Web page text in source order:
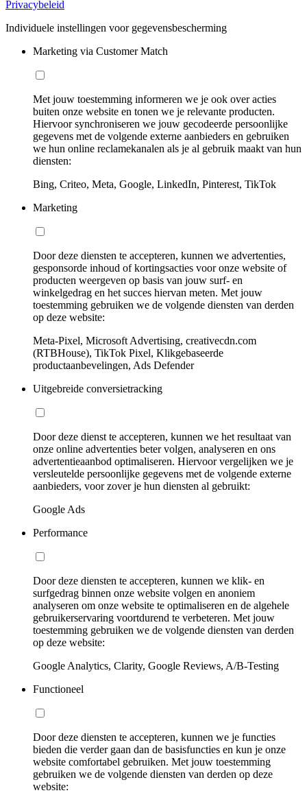
Privacybeleid
Individuele instellingen voor gegevensbescherming
Marketing via Customer Match
Met jouw toestemming informeren we je ook over acties
buiten onze website en tonen we je relevante producten.
Hiervoor synchroniseren we jouw gecodeerde persoonlijke
gegevens met de volgende externe aanbieders en gebruiken
we hun online reclamekanalen als je al gebruik maakt van hun
diensten:
Bing, Criteo, Meta, Google, LinkedIn, Pinterest, TikTok
Marketing
Door deze diensten te accepteren, kunnen we advertenties,
gesponsorde inhoud of kortingsacties voor onze website of
producten weergeven op basis van jouw surf- en
winkelgedrag en het succes hiervan meten. Met jouw
toestemming gebruiken we de volgende diensten van derden
op deze website:
Meta-Pixel, Microsoft Advertising, creativecdn.com
(RTBHouse), TikTok Pixel, Klikgebaseerde
productaanbevelingen, Ads Defender
Uitgebreide conversietracking
Door deze dienst te accepteren, kunnen we het resultaat van
onze online advertenties beter volgen, analyseren en ons
advertentieaanbod optimaliseren. Hiervoor vergelijken we je
versleutelde persoonlijke gegevens met de volgende externe
aanbieders, voor zover je hun diensten al gebruikt:
Google Ads
Performance
Door deze diensten te accepteren, kunnen we klik- en
surfgedrag binnen onze website volgen en anoniem
analyseren om onze website te optimaliseren en de algehele
gebruikerservaring voortdurend te verbeteren. Met jouw
toestemming gebruiken we de volgende diensten van derden
op deze website:
Google Analytics, Clarity, Google Reviews, A/B-Testing
Functioneel
Door deze diensten te accepteren, kunnen we je functies
bieden die verder gaan dan de basisfuncties en kun je onze
website comfortabel gebruiken. Met jouw toestemming
gebruiken we de volgende diensten van derden op deze
website: